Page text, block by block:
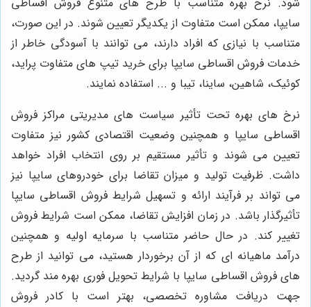
سایپا، ممکن است متفاوت از یکدیگر تعیین شوند. در این صورت،
متناسب با نیازی که افراد دارند، می توانند با آسودگی خاطر از
خدمات فروش اقساطی سایپا برای خرید تیپ های متفاوت پراید،
کوئیک، شاهین، ساینا، تیبا و ... استفاده نمایند.
نرخ های بهره تحت تأثیر سیاست های مدیریتی مراکز فروش
اقساطی سایپا و همچنین وضعیت اقتصادی کشور نیز متفاوت
تعیین می شوند و تأثیر مستقیم بر روی انتخاب افراد خواهد
داشت. ظرفیت تولید و میزان تقاضا برای خودروهای سایپا نیز
می تواند بر فرآیند ارائه و تسهیل شرایط فروش اقساطی سایپا
تأثیرگذار باشد. در زمان افزایش تقاضا، ممکن است شرایط فروش
تغییر کند. در حال حاضر متناسب با سرمایه اولیه و همچنین
درآمد ماهیانه ای که از آن برخوردار هستید، می توانید از طرح
های فروش اقساطی سایپا با شرایط تحویل فوری بهره مند گردید.
جهت دریافت مشاوره تخصصی، بهتر است با کادر فروش